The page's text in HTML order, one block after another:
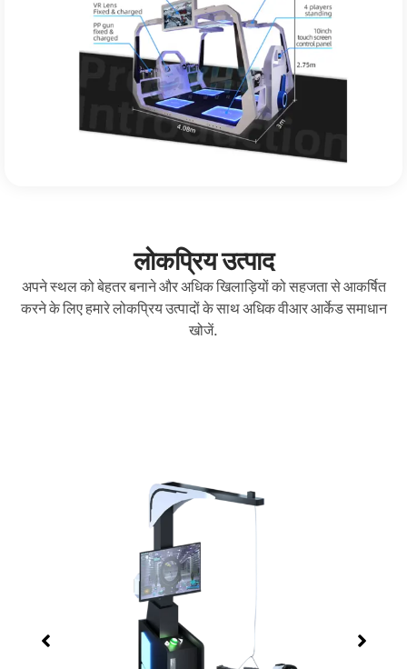
लोकप्रिय उत्पाद
अपने स्थल को बेहतर बनाने और अधिक खिलाड़ियों को सहजता से आकर्षित
करने के लिए हमारे लोकप्रिय उत्पादों के साथ अधिक वीआर आर्केड समाधान
खोजें.